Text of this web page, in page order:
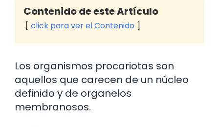
Contenido de este Artículo
click para ver el Contenido
Los organismos procariotas son
aquellos que carecen de un núcleo
definido y de organelos
membranosos.